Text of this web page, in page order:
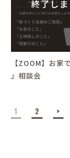
【ZOOM】お
』相談会
1 2 >